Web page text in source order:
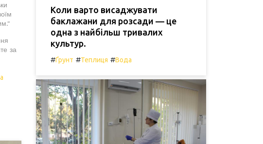
за
Коли варто висаджувати
баклажани для розсади — це
одна з найбільш тривалих
культур.
#Ґрунт #Теплиця #Вода